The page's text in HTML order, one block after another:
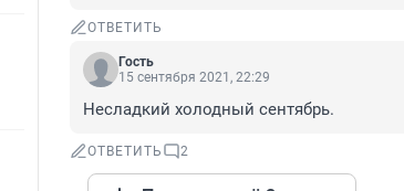
ОТВЕТИТЬ
Гость
15 сентября 2021, 22:29
Несладкий холодный сентябрь.
ОТВЕТИТЬ 2